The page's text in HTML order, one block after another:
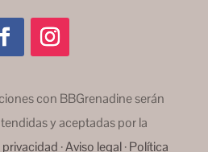
con BBGrenadine serán
y aceptadas por la
·Aviso legal·Política